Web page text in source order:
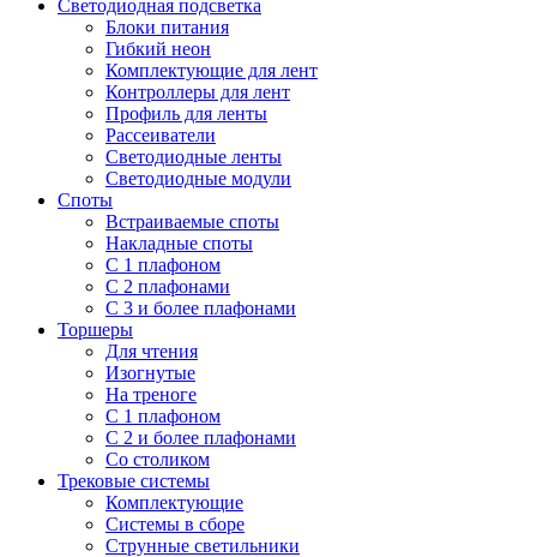
Светодиодная подсветка
Блоки питания
Гибкий неон
Комплектующие для лент
Контроллеры для лент
Профиль для ленты
Рассеиватели
Светодиодные ленты
Светодиодные модули
Споты
Встраиваемые споты
Накладные споты
С 1 плафоном
С 2 плафонами
С 3 и более плафонами
Торшеры
Для чтения
Изогнутые
На треноге
С 1 плафоном
С 2 и более плафонами
Со столиком
Трековые системы
Комплектующие
Системы в сборе
Струнные светильники